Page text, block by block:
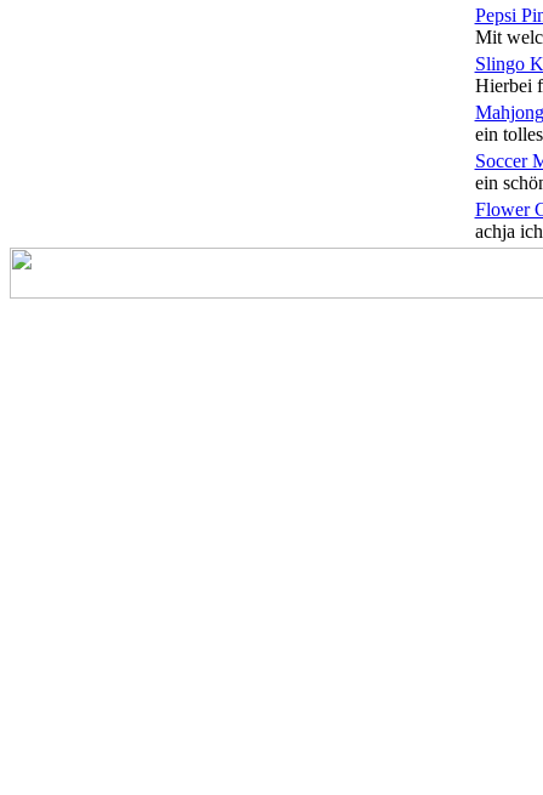
Pepsi
Mit
Slingo
Hierbei
ein
Soccer
ein
Flower
achja